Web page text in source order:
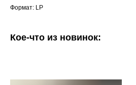
Формат: LP
Кое-что из новинок: